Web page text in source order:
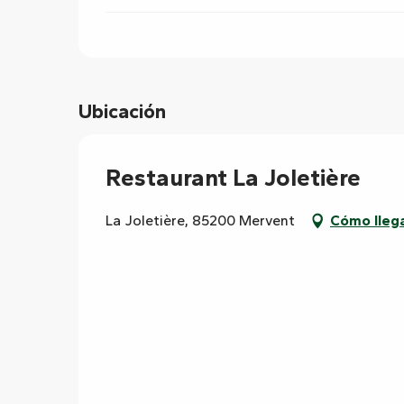
Ubicación
Restaurant La Joletière
La Joletière, 85200 Mervent Cómo